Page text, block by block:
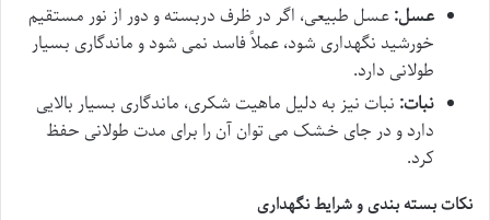
عسل:عسل طبیعی، اگر در ظرف دربسته و دور از نور مستقیم
خورشید نگهداری شود، عملاً فاسد نمی شود و ماندگاری بسیار
طولانی دارد.
نبات: نبات نیز به دلیل ماهیت شکری، ماندگاری بسیار بالایی
دارد و در جای خشک می توان آن را برای مدت طولانی حفظ
کرد.
نکات بسته بندی و شرایط نگهداری